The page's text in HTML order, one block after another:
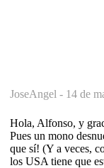
JoseAngel - 14 de
Hola, Alfonso, y
Pues un mono
que sí! (Y a veces,
los USA tiene que